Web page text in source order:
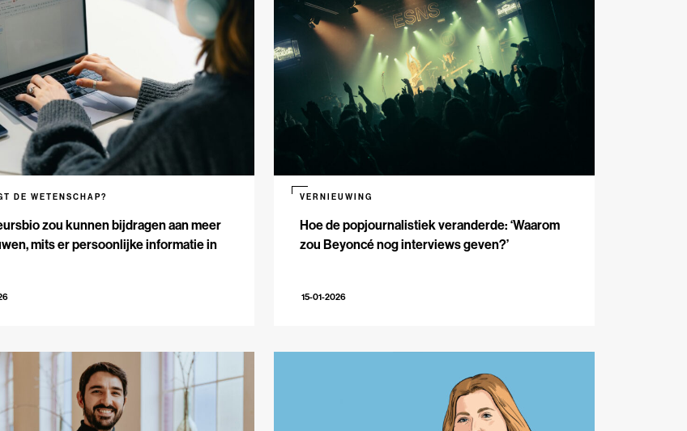
zou kunnen bijdragen aan meer
mits er persoonlijke informatie in
DE WETENSCHAP?
Hoe de popjournalistiek veranderde: ‘Waarom
zou Beyoncé nog interviews geven?’
VERNIEUWING
15-01-2026